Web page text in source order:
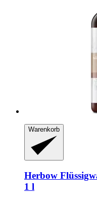
Warenkorb
Herbow
1 l